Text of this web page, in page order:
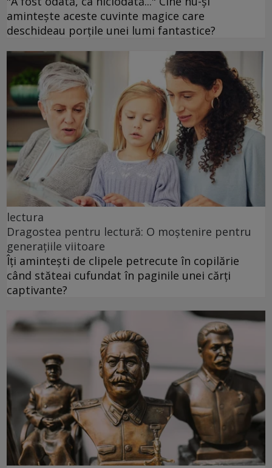
amintește aceste cuvinte magice care
deschideau porțile unei lumi fantastice?
lectura
Dragostea pentru lectură: O moștenire pentru
generațiile viitoare
Îți amintești de clipele petrecute în copilărie
când stăteai cufundat în paginile unei cărți
captivante?